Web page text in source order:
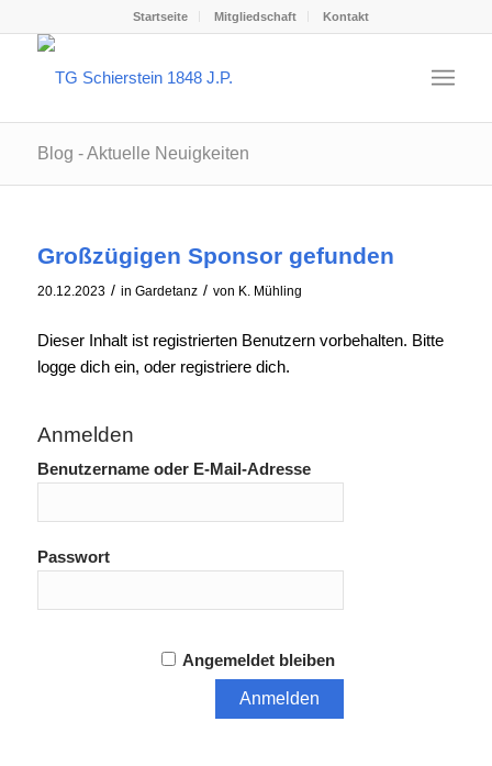
Startseite Mitgliedschaft Kontakt
Blog - Aktuelle Neuigkeiten
Großzügigen Sponsor gefunden
20.12.2023 / in Gardetanz / von K. Mühling
Dieser Inhalt ist registrierten Benutzern vorbehalten. Bitte
logge dich ein, oder registriere dich.
Anmelden
Benutzername oder E-Mail-Adresse
Passwort
Angemeldet bleiben